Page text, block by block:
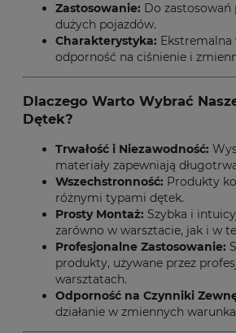
Zastosowanie: Do zastosowań
dużych pojazdów.
Charakterystyka: Ekstremalna
odporność na ciśnienie i
Dlaczego Warto Wybrać
Dętek?
Trwałość i Niezawodność:
materiały zapewniają
Wszechstronność: Produkty
różnymi typami dętek.
Prosty Montaż: Szybka i
zarówno w warsztacie, jak i w
Profesjonalne Zastosowanie:
produkty, używane przez
warsztatach.
Odporność na Czynniki
działanie w zmiennych